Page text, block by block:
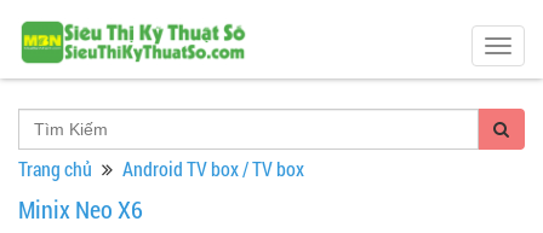
Trang chủ Android TV box / TV box
Minix Neo X6